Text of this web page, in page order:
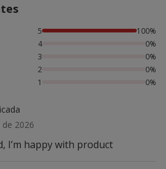
com 5 estrelas,
5
100%
4
0%
3
0%
2
0%
1
0%
2026
I’m happy with product